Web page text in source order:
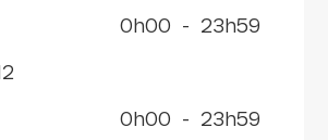
0h00 - 23h59
0h00 - 23h59